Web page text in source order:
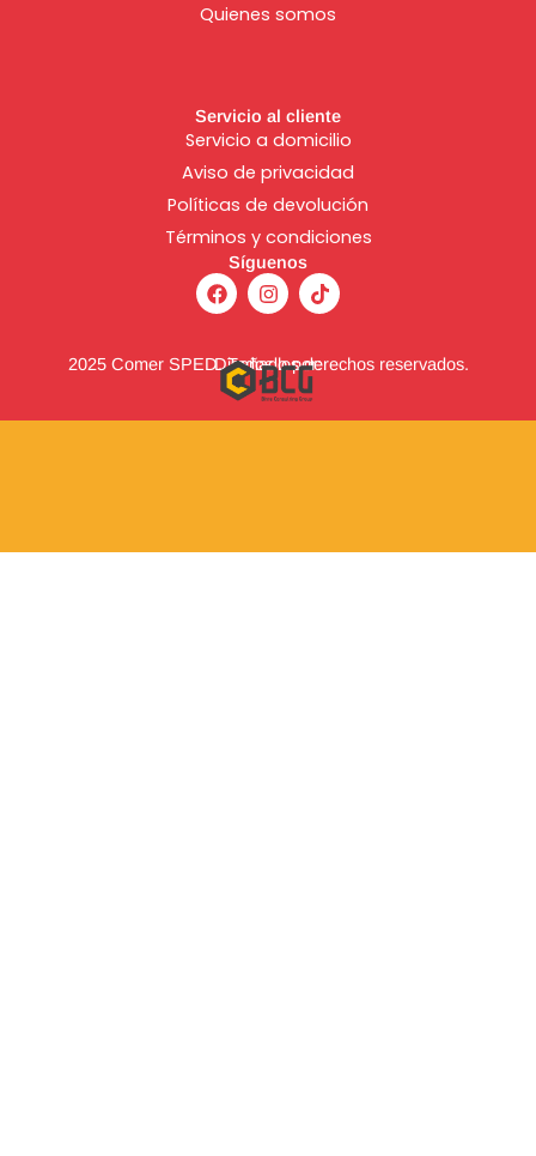
Quienes somos
Servicio al cliente
Servicio a domicilio
Aviso de privacidad
Políticas de devolución
Términos y condiciones
Síguenos
F
a
c
b
o
o
k
I
n
s
a
g
r
a
T
i
k
o
2025 Comer SPED. Todos los derechos reservados.
Diseñado por: